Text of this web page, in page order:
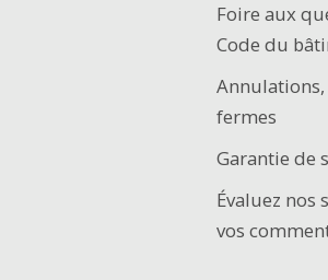
Foire aux
Code du
fermes
Garantie de
Évaluez nos
vos